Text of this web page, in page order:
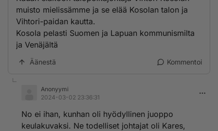
muisto mielissämme ja se elää Kosolan talon ja
Vihtori-paidan kautta.
Kosola pelasti Suomen ja Lapuan kommunismilta
ja Venäjältä
Äänestä Kommentoi
Anonyymi
2024-03-02 23:36:31
No ei ihan, kunhan oli hyödyllinen juoppo
keulakuvaksi. Ne todelliset johtajat oli Kares,